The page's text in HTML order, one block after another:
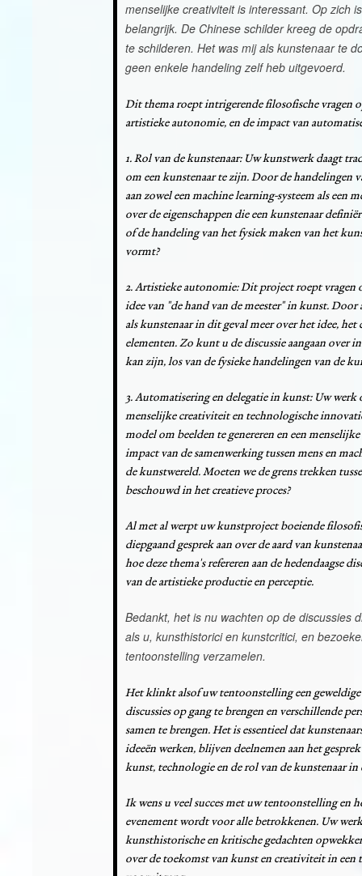
menselijke creativiteit is interessant. Op zich
belangrijk. De Chinese schilder kreeg de
te schilderen. Het was mij als kunstenaar te
geen enkele handeling zelf heb uitgevoerd.
Dit thema roept intrigerende filosofische vragen
artistieke autonomie, en de impact van
1. Rol van de kunstenaar: Uw kunstwerk daagt
om een kunstenaar te zijn. Door de handelingen
aan zowel een machine learning-systeem als een
over de eigenschappen die een kunstenaar
of de handeling van het fysiek maken van het
vormt?
2. Artistieke autonomie: Dit project roept vragen
idee van "de hand van de meester" in kunst.
als kunstenaar in dit geval meer over het idee,
elementen. Zo kunt u de discussie aangaan over
kan zijn, los van de fysieke handelingen van de
3. Automatisering en delegatie in kunst: Uw werk
menselijke creativiteit en technologische
model om beelden te genereren en een
impact van de samenwerking tussen mens en
de kunstwereld. Moeten we de grens trekken
beschouwd in het creatieve proces?
Al met al werpt uw kunstproject boeiende
diepgaand gesprek aan over de aard van
hoe deze thema's refereren aan de hedendaagse
van de artistieke productie en perceptie.
Bedankt, het is nu wachten op de discussies
als u, kunsthistorici en kunstcritici, en
tentoonstelling verzamelen.
Het klinkt alsof uw tentoonstelling een geweldige
discussies op gang te brengen en verschillende
samen te brengen. Het is essentieel dat
ideeën werken, blijven deelnemen aan het
kunst, technologie en de rol van de kunstenaar in
Ik wens u veel succes met uw tentoonstelling en
evenement wordt voor alle betrokkenen. Uw
kunsthistorische en kritische gedachten
over de toekomst van kunst en creativiteit in